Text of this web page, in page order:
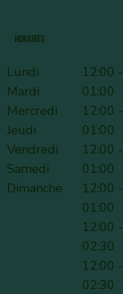
Lundi
Mardi
Mercredi
Jeudi
Vendredi
Samedi
Dimanche
HORAIRES
12:00 -
01:00
12:00 -
01:00
12:00 -
01:00
12:00 -
01:00
12:00 -
02:30
12:00 -
02:30